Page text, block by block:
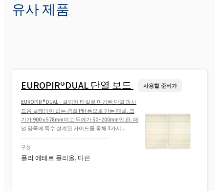
유사 제품
EUROPIR®DUAL 단열 보드 사용할 준비가
EUROPIR ® DUAL – 클링커 타일로 마감된 단열 파사
드용 클래딩이 없는 경질 PIR 폼으로 만든 패널. 크
기가 900 x 578mm이고 두께가 50~200mm인 판. 패
널 양쪽에 특수 설계된 가이드를 통해 3가지...
구성
폴리 에테르 폴리올, 다른